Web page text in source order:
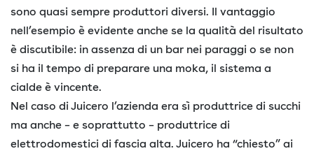
sono quasi sempre produttori diversi. Il vantaggio
nell’esempio è evidente anche se la qualità del risultato
è discutibile: in assenza di un bar nei paraggi o se non
si ha il tempo di preparare una moka, il sistema a
cialde è vincente.
Nel caso di Juicero l’azienda era sì produttrice di succhi
ma anche – e soprattutto – produttrice di
elettrodomestici di fascia alta. Juicero ha “chiesto” ai